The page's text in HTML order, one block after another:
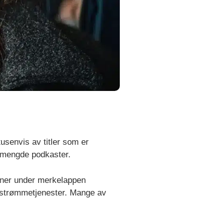
av titler som er
podkaster.
under merkelappen
Mange av